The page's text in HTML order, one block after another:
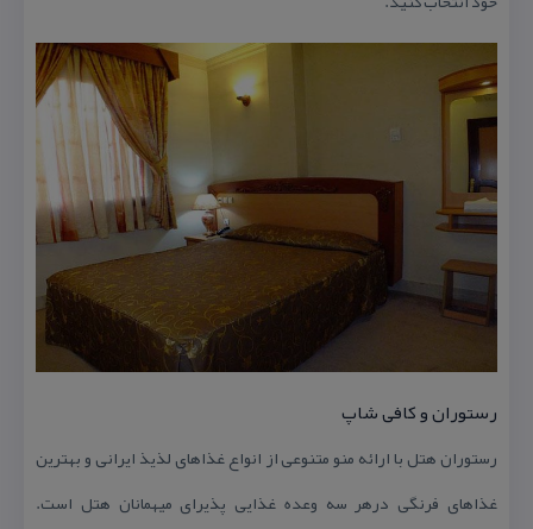
رستوران و كافی شاپ
رستوران هتل با ارائه منو متنوعی از انواع غذاهای لذیذ ایرانی و بهترین
غذاهای فرنگی درهر سه وعده غذایی پذیرای میهمانان هتل است.